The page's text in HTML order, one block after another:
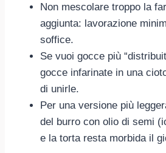
Non mescolare troppo la
aggiunta: lavorazione
soffice.
Se vuoi gocce più
gocce infarinate in una
di unirle.
Per una versione più
del burro con olio di semi
e la torta resta morbida il